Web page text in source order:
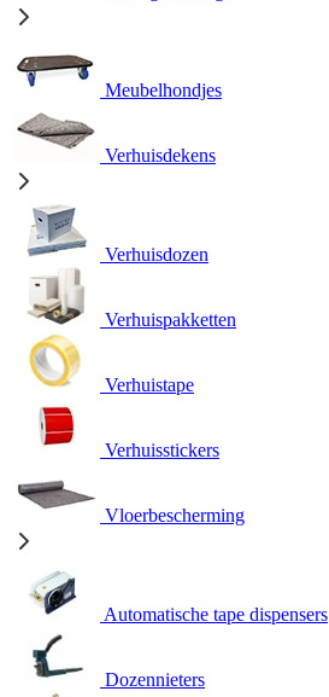
Meubelhondjes
Verhuisdekens
Verhuisdozen
Verhuispakketten
Verhuistape
Verhuisstickers
Vloerbescherming
Automatische tape dispensers
Dozennieters